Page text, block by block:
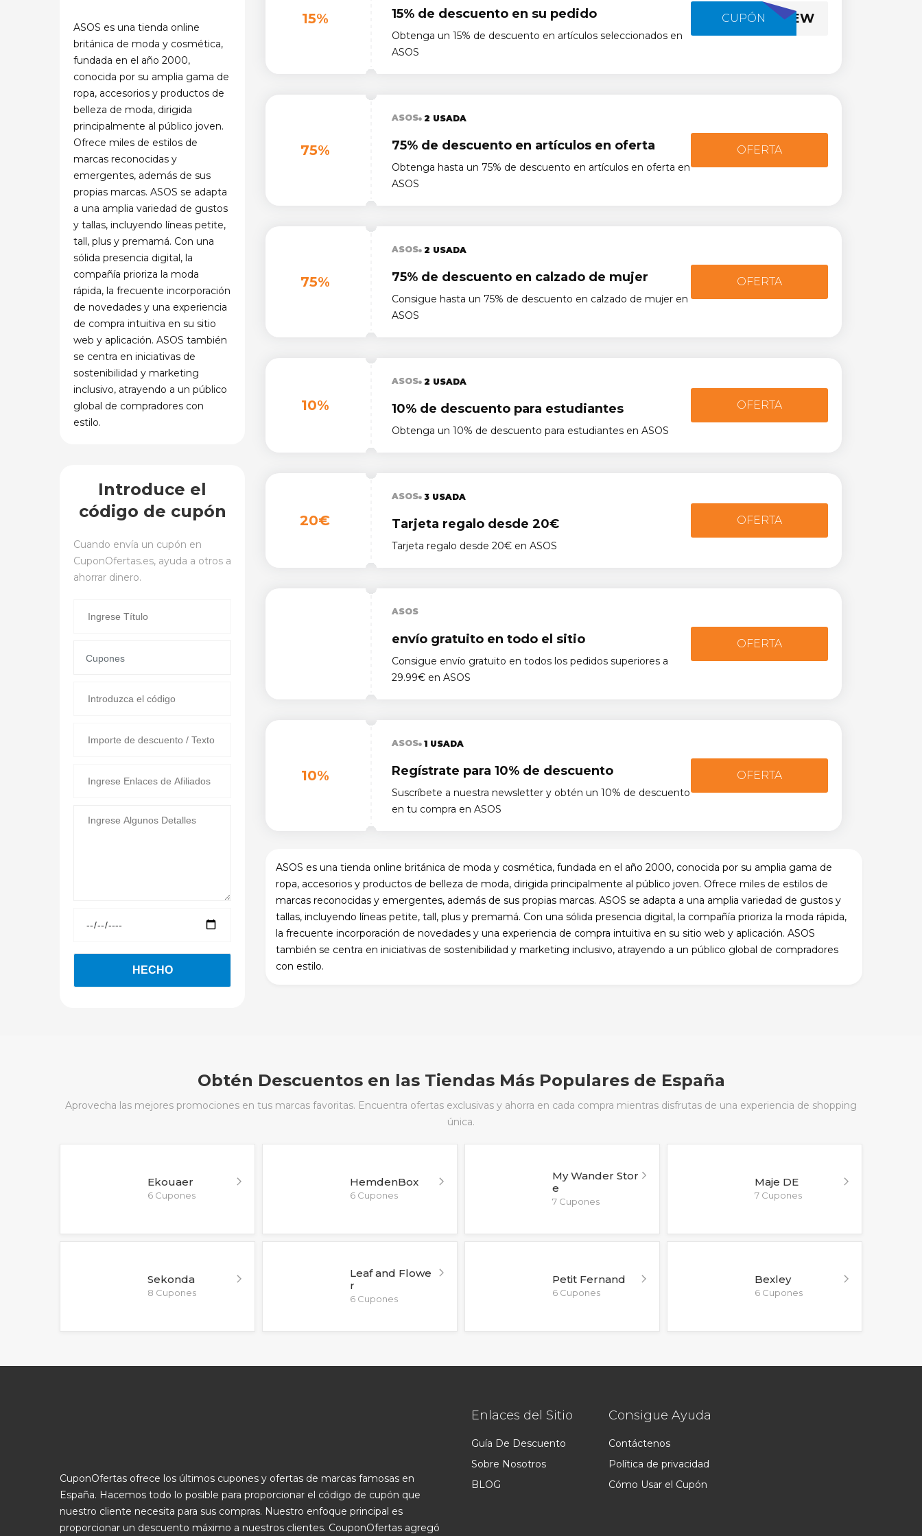
15% 15% de descuento en su pedido
Obtenga un 15% de descuento en artículos seleccionados en
ASOS
CUPÓNASOSNEW
75%
ASOS 2 USADA
75% de descuento en artículos en oferta
Obtenga hasta un 75% de descuento en artículos en oferta en
ASOS
OFERTA
75%
ASOS 2 USADA
75% de descuento en calzado de mujer
Consigue hasta un 75% de descuento en calzado de mujer en
ASOS
OFERTA
10%
ASOS 2 USADA
10% de descuento para estudiantes
Obtenga un 10% de descuento para estudiantes en ASOS
OFERTA
20€
ASOS 3 USADA
Tarjeta regalo desde 20€
Tarjeta regalo desde 20€ en ASOS
OFERTA
ASOS
envío gratuito en todo el sitio
Consigue envío gratuito en todos los pedidos superiores a
29.99€ en ASOS
OFERTA
10%
ASOS 1 USADA
Regístrate para 10% de descuento
Suscríbete a nuestra newsletter y obtén un 10% de descuento
en tu compra en ASOS
OFERTA
ASOS es una tienda online británica de moda y cosmética, fundada en el año 2000, conocida por su amplia gama de
ropa, accesorios y productos de belleza de moda, dirigida principalmente al público joven. Ofrece miles de estilos de
marcas reconocidas y emergentes, además de sus propias marcas. ASOS se adapta a una amplia variedad de gustos y
tallas, incluyendo líneas petite, tall, plus y premamá. Con una sólida presencia digital, la compañía prioriza la moda rápida,
la frecuente incorporación de novedades y una experiencia de compra intuitiva en su sitio web y aplicación. ASOS
también se centra en iniciativas de sostenibilidad y marketing inclusivo, atrayendo a un público global de compradores
con estilo.
ASOS es una tienda online
británica de moda y cosmética,
fundada en el año 2000,
conocida por su amplia gama de
ropa, accesorios y productos de
belleza de moda, dirigida
principalmente al público joven.
Ofrece miles de estilos de
marcas reconocidas y
emergentes, además de sus
propias marcas. ASOS se adapta
a una amplia variedad de gustos
y tallas, incluyendo líneas petite,
tall, plus y premamá. Con una
sólida presencia digital, la
compañía prioriza la moda
rápida, la frecuente incorporación
de novedades y una experiencia
de compra intuitiva en su sitio
web y aplicación. ASOS también
se centra en iniciativas de
sostenibilidad y marketing
inclusivo, atrayendo a un público
global de compradores con
estilo.
Introduce el
código de cupón
Cuando envía un cupón en
CuponOfertas.es, ayuda a otros a
ahorrar dinero.
Obtén Descuentos en las Tiendas Más Populares de España
Aprovecha las mejores promociones en tus marcas favoritas. Encuentra ofertas exclusivas y ahorra en cada compra mientras disfrutas de una experiencia de shopping
única.
Ekouaer
6 Cupones
HemdenBox
6 Cupones
My Wander Stor
e
7 Cupones
Maje DE
7 Cupones
Sekonda
8 Cupones
Leaf and Flowe
r
6 Cupones
Petit Fernand
6 Cupones
Bexley
6 Cupones
CuponOfertas ofrece los últimos cupones y ofertas de marcas famosas en
España. Hacemos todo lo posible para proporcionar el código de cupón que
nuestro cliente necesita para sus compras. Nuestro enfoque principal es
proporcionar un descuento máximo a nuestros clientes. CouponOfertas agregó
Enlaces del Sitio
Guía De Descuento
Sobre Nosotros
BLOG
Consigue Ayuda
Contáctenos
Política de privacidad
Cómo Usar el Cupón